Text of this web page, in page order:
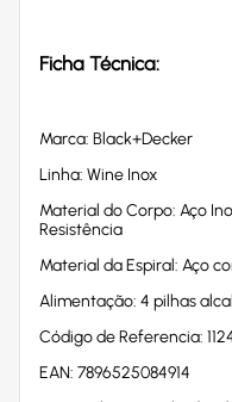
Ficha Técnica:
Marca: Black+Decker
Linha: Wine Inox
Material do Corpo: Aço
Resistência
Material da Espiral: Aço
Alimentação: 4 pilhas
Código de Referencia:
EAN: 7896525084914